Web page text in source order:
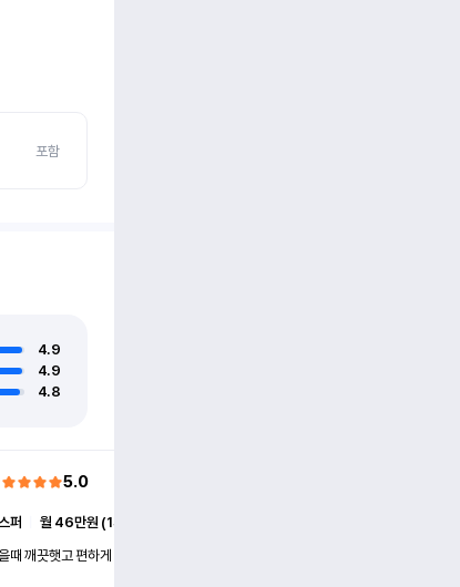
포함
4.9
4.9
4.8
5.0
퍼
월 46만원 (1개월)
때 깨끗햇고 편하게 잘이용했습니다!